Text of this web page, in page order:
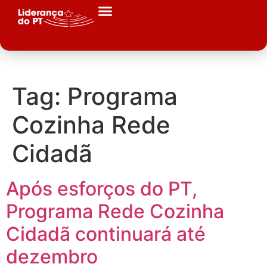
Tag: Programa
Cozinha Rede
Cidadã
Após esforços do PT,
Programa Rede Cozinha
Cidadã continuará até
dezembro